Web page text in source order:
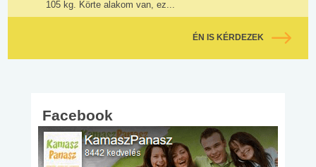
105 kg. Körte alakom van, ez...
ÉN IS KÉRDEZEK
Facebook